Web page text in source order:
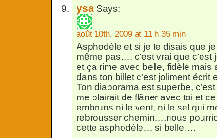
ysa Says:
août 10th, 2009 at 11 h 35 min
Asphodèle et si je te disais que
même pas…. c’est vrai que c’est
et ça rime avec belle, fidèle mais
dans ton billet c’est joliment écrit
Ton diaporama est superbe,
me plairait de flâner avec toi et
embruns ni le vent, ni le sel qui
rebrousser chemin….nous
cette asphodèle… si belle….